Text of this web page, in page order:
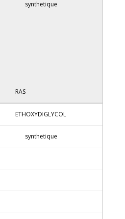
synthetique
RAS
ETHOXYDIGLYCOL
synthetique